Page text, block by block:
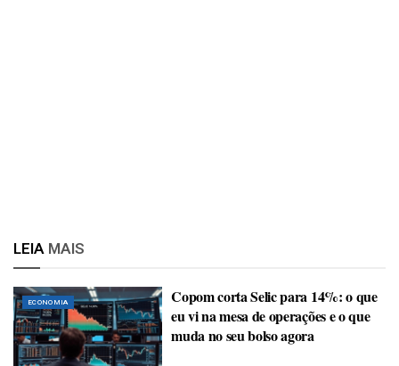
LEIA MAIS
ECONOMIA
Copom corta Selic para 14%: o que
eu vi na mesa de operações e o que
muda no seu bolso agora